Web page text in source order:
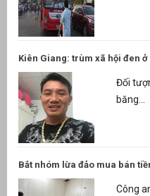
Kiên Giang: trùm xã hội đen ở
Đối
băng...
Bắt nhóm lừa đảo mua bán
Công